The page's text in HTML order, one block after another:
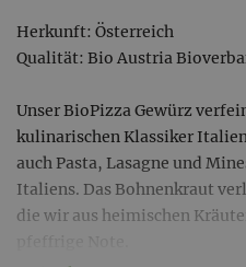
Herkunft: Österreich
Qualität: Bio Austria
Unser BioPizza Gewürz
kulinarischen Klassiker
auch Pasta, Lasagne und
Italiens. Das Bohnenkraut
die wir aus heimischen